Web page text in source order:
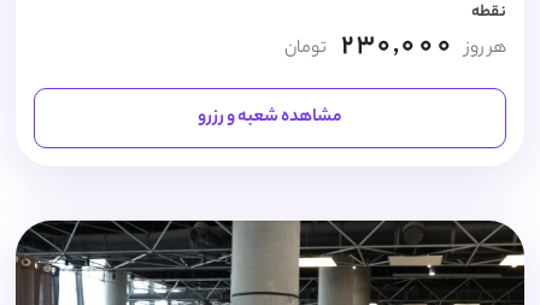
نقطه
هر روز 230,000 تومان
مشاهده شعبه و رزرو